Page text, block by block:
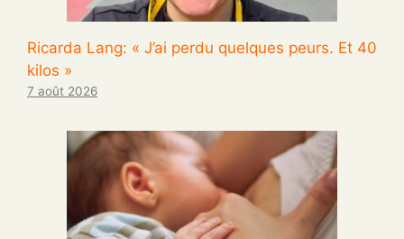
Ricarda Lang: « J’ai perdu quelques peurs. Et 40
kilos »
7 août 2026